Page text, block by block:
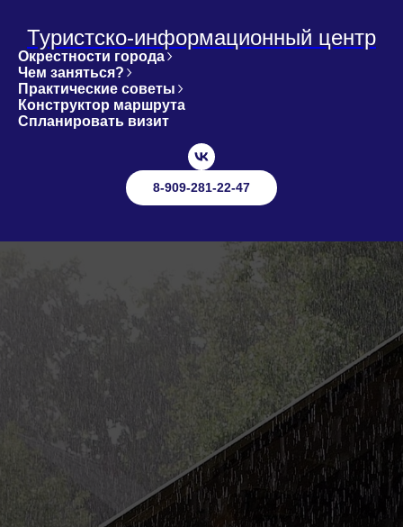
Туристско-информационный центр
Окрестности города
Чем заняться?
Практические советы
Конструктор маршрута
Спланировать визит
8-909-281-22-47